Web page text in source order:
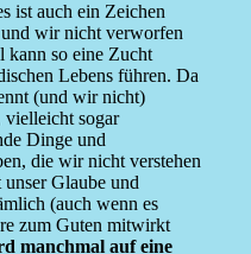
ist auch ein Zeichen
wir nicht verworfen
kann so eine Zucht
Lebens führen. Da
(und wir nicht)
vielleicht sogar
Dinge und
die wir nicht verstehen
Glaube und
(auch wenn es
zum Guten mitwirkt
manchmal auf eine